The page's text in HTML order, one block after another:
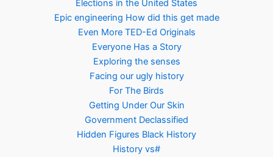
Elections in the United States
Epic engineering How did this get made
Even More TED-Ed Originals
Everyone Has a Story
Exploring the senses
Facing our ugly history
For The Birds
Getting Under Our Skin
Government Declassified
Hidden Figures Black History
History vs#